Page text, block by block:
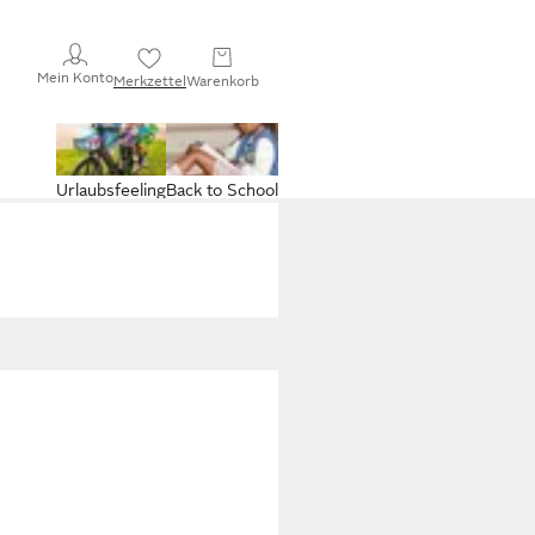
Mein KontoMerkzettelWarenkorb
Back to School
Urlaubsfeeling